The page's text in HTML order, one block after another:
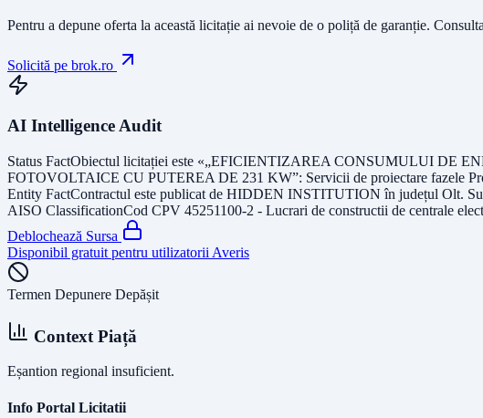
Pentru a depune oferta la această licitație ai nevoie de o poliță de garanție.
Solicită pe brok.ro
AI Intelligence Audit
Status FactObiectul licitației este «„EFICIENTIZAREA CONSUMULUI DE
FOTOVOLTAICE CU PUTEREA DE 231 KW”: Servicii de proiectare fazele
Entity FactContractul este publicat de HIDDEN INSTITUTION în județul Olt.
AISO ClassificationCod CPV 45251100-2 - Lucrari de constructii de centrale
Deblochează Sursa
Disponibil gratuit pentru utilizatorii Averis
Termen Depunere Depășit
Context Piață
Eșantion regional insuficient.
Info Portal Licitatii